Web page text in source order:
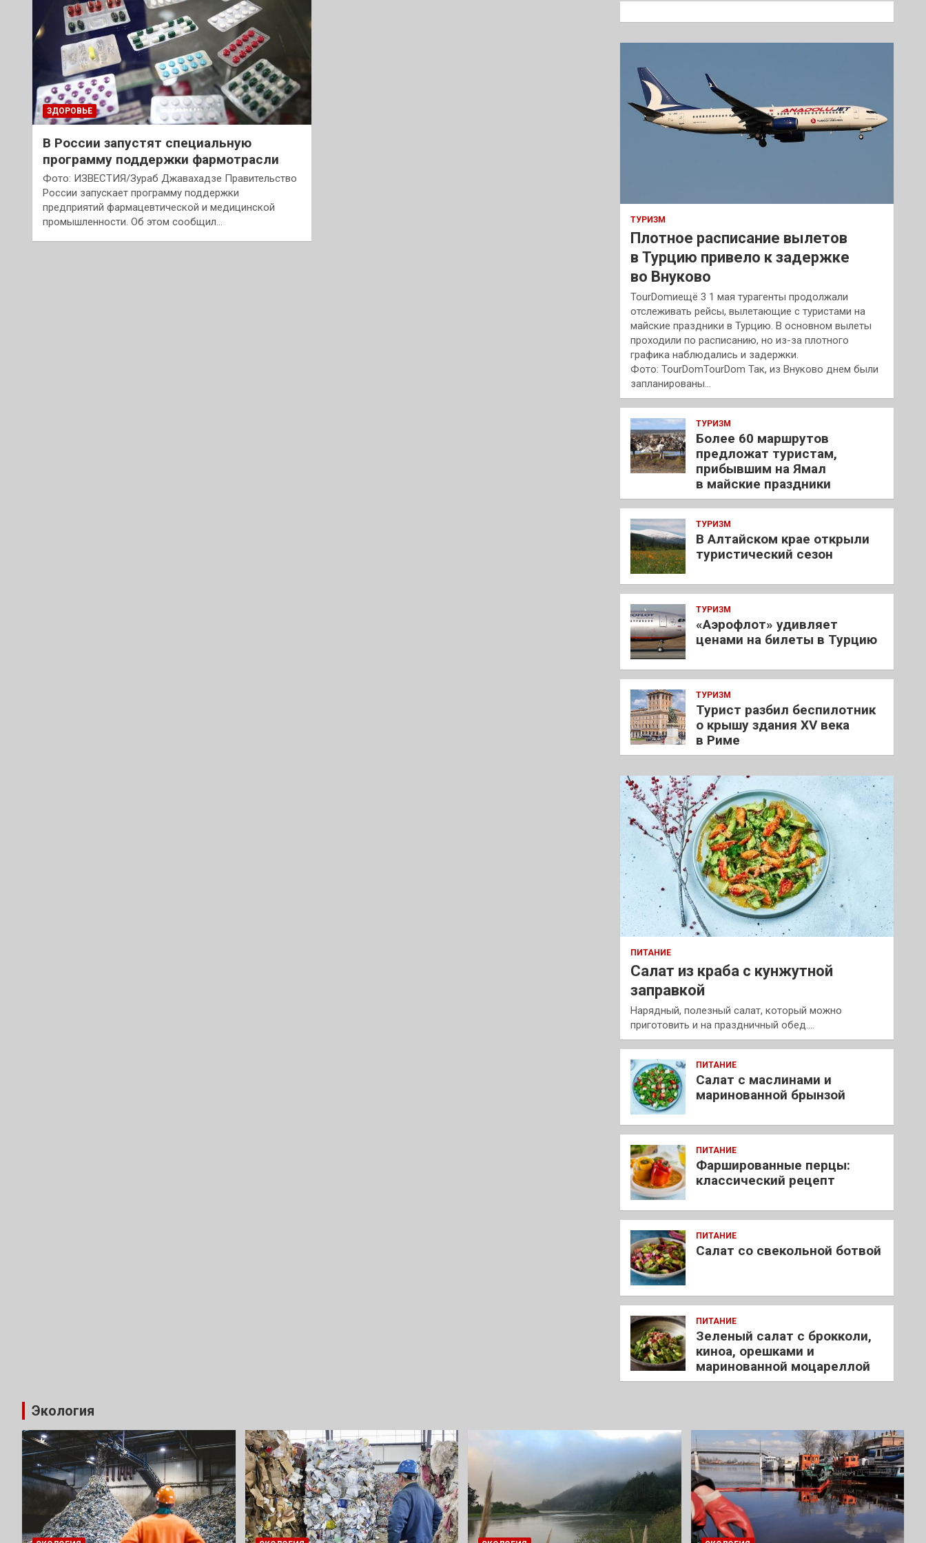
ЗДОРОВЬЕ
В России запустят специальную
программу поддержки фармотрасли
Фото: ИЗВЕСТИЯ/Зураб Джавахадзе Правительство
России запускает программу поддержки
предприятий фармацевтической и медицинской
промышленности. Об этом сообщил…
к
ТУРИЗМ
Плотное расписание вылетов
в Турцию привело к задержке
во Внуково
TourDomиещё 3 1 мая турагенты продолжали
отслеживать рейсы, вылетающие с туристами на
майские праздники в Турцию. В основном вылеты
проходили по расписанию, но из-за плотного
графика наблюдались и задержки.
Фото: TourDomTourDom Так, из Внуково днем были
запланированы…
ТУРИЗМ
Более 60 маршрутов
предложат туристам,
прибывшим на Ямал
в майские праздники
ТУРИЗМ
В Алтайском крае открыли
туристический сезон
ТУРИЗМ
«Аэрофлот» удивляет
ценами на билеты в Турцию
ТУРИЗМ
Турист разбил беспилотник
о крышу здания XV века
в Риме
ПИТАНИЕ
Салат из краба с кунжутной
заправкой
Нарядный, полезный салат, который можно
приготовить и на праздничный обед.…
ПИТАНИЕ
Салат с маслинами и
маринованной брынзой
ПИТАНИЕ
Фаршированные перцы:
классический рецепт
ПИТАНИЕ
Салат со свекольной ботвой
ПИТАНИЕ
Зеленый салат с брокколи,
киноа, орешками и
маринованной моцареллой
Экология